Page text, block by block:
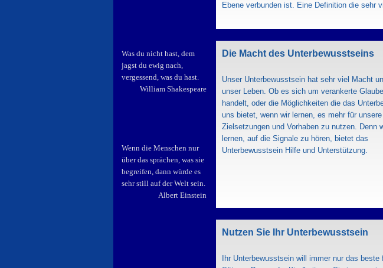
Was du nicht hast, dem
jagst du ewig nach,
vergessend, was du hast.
William Shakespeare
Wenn die Menschen nur
über das sprächen, was sie
begreifen, dann würde es
sehr still auf der Welt sein.
Albert Einstein
Ebene verbunden ist. Eine Definition die sehr
Die Macht des Unterbewusstseins
Unser Unterbewusstsein hat sehr viel Macht
unser Leben. Ob es sich um verankerte
handelt, oder die Möglichkeiten die das
uns bietet, wenn wir lernen, es mehr für unsere
Zielsetzungen und Vorhaben zu nutzen. Denn
lernen, auf die Signale zu hören, bietet das
Unterbewusstsein Hilfe und Unterstützung.
Nutzen Sie Ihr Unterbewusstsein
Ihr Unterbewusstsein will immer nur das